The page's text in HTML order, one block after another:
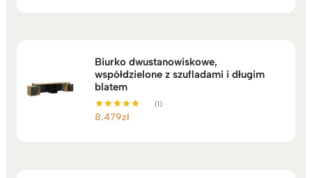
Biurko dwustanowiskowe,
współdzielone z szufladami i długim
blatem
Oceniono
(1)
8.479zł